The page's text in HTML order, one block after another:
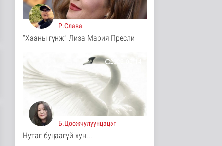
авч э..
Нийгэм
11 цаг 6 минутын өмнө
Монгол-Оросын зэвсэгт
буудлагат..
Нийгэм
11 цаг 9 минутын өмнө
Цагааннуур суманд 23
мянга гаруй га талбайд
Нийгэм
Р.Слава
"Хааны гүнж” Лиза Мария Пресли
2026-05-14
Б.Цоожчулуунцэцэг
Нутаг буцаагүй хун...